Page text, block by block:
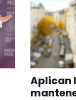
Aplican